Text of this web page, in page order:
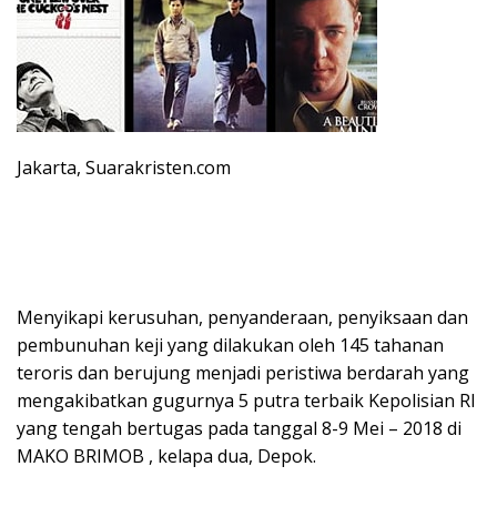
Jakarta, Suarakristen.com
Menyikapi kerusuhan, penyanderaan, penyiksaan dan
pembunuhan keji yang dilakukan oleh 145 tahanan
teroris dan berujung menjadi peristiwa berdarah yang
mengakibatkan gugurnya 5 putra terbaik Kepolisian RI
yang tengah bertugas pada tanggal 8-9 Mei – 2018 di
MAKO BRIMOB , kelapa dua, Depok.